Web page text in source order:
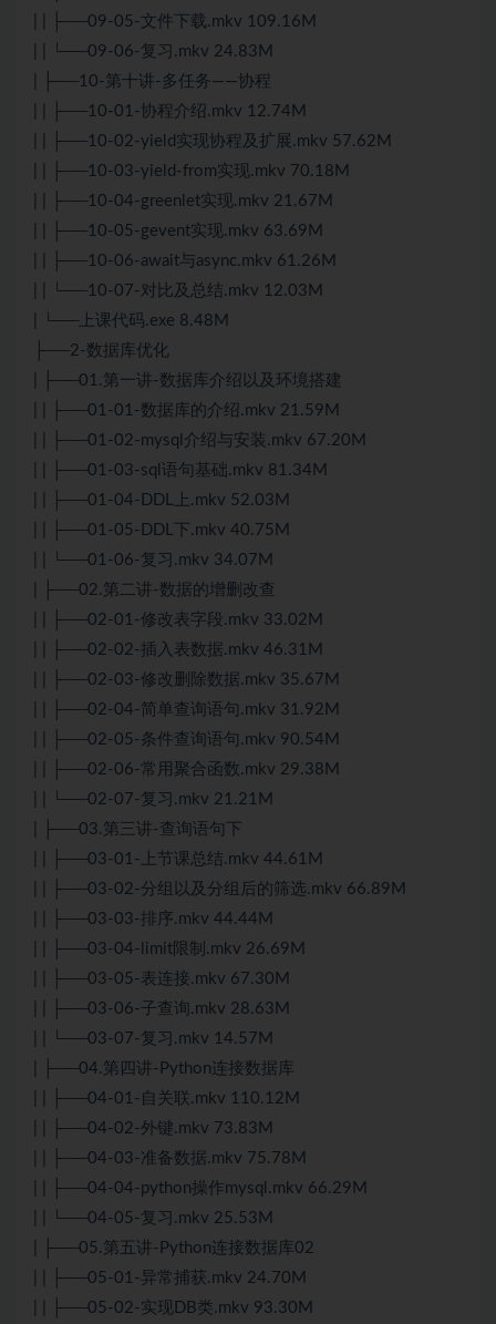
| | ├──09-05-文件下载.mkv 109.16M
| | └──09-06-复习.mkv 24.83M
| ├──10-第十讲-多任务——协程
| | ├──10-01-协程介绍.mkv 12.74M
| | ├──10-02-yield实现协程及扩展.mkv 57.62M
| | ├──10-03-yield-from实现.mkv 70.18M
| | ├──10-04-greenlet实现.mkv 21.67M
| | ├──10-05-gevent实现.mkv 63.69M
| | ├──10-06-await与async.mkv 61.26M
| | └──10-07-对比及总结.mkv 12.03M
| └──上课代码.exe 8.48M
├──2-数据库优化
| ├──01.第一讲-数据库介绍以及环境搭建
| | ├──01-01-数据库的介绍.mkv 21.59M
| | ├──01-02-mysql介绍与安装.mkv 67.20M
| | ├──01-03-sql语句基础.mkv 81.34M
| | ├──01-04-DDL上.mkv 52.03M
| | ├──01-05-DDL下.mkv 40.75M
| | └──01-06-复习.mkv 34.07M
| ├──02.第二讲-数据的增删改查
| | ├──02-01-修改表字段.mkv 33.02M
| | ├──02-02-插入表数据.mkv 46.31M
| | ├──02-03-修改删除数据.mkv 35.67M
| | ├──02-04-简单查询语句.mkv 31.92M
| | ├──02-05-条件查询语句.mkv 90.54M
| | ├──02-06-常用聚合函数.mkv 29.38M
| | └──02-07-复习.mkv 21.21M
| ├──03.第三讲-查询语句下
| | ├──03-01-上节课总结.mkv 44.61M
| | ├──03-02-分组以及分组后的筛选.mkv 66.89M
| | ├──03-03-排序.mkv 44.44M
| | ├──03-04-limit限制.mkv 26.69M
| | ├──03-05-表连接.mkv 67.30M
| | ├──03-06-子查询.mkv 28.63M
| | └──03-07-复习.mkv 14.57M
| ├──04.第四讲-Python连接数据库
| | ├──04-01-自关联.mkv 110.12M
| | ├──04-02-外键.mkv 73.83M
| | ├──04-03-准备数据.mkv 75.78M
| | ├──04-04-python操作mysql.mkv 66.29M
| | └──04-05-复习.mkv 25.53M
| ├──05.第五讲-Python连接数据库02
| | ├──05-01-异常捕获.mkv 24.70M
| | ├──05-02-实现DB类.mkv 93.30M